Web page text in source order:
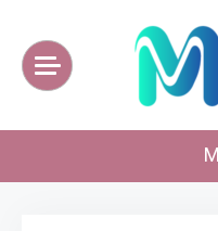
content